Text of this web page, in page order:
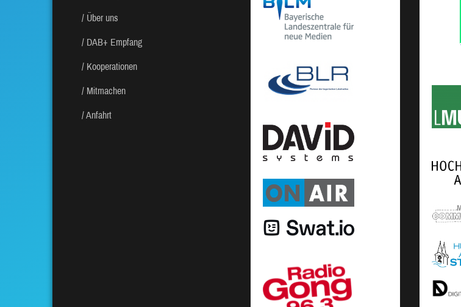
Über uns
DAB+ Empfang
Kooperationen
Mitmachen
Anfahrt